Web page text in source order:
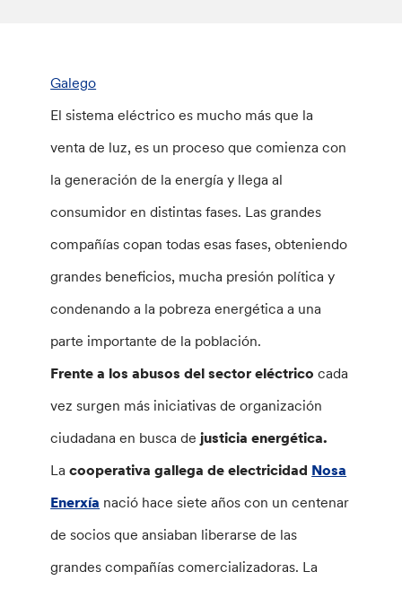
Galego
El sistema eléctrico es mucho más que la
venta de luz, es un proceso que comienza con
la generación de la energía y llega al
consumidor en distintas fases. Las grandes
compañías copan todas esas fases, obteniendo
grandes beneficios, mucha presión política y
condenando a la pobreza energética a una
parte importante de la población.
Frente a los abusos del sector eléctrico cada
vez surgen más iniciativas de organización
ciudadana en busca de justicia energética.
La cooperativa gallega de electricidad Nosa
Enerxía nació hace siete años con un centenar
de socios que ansiaban liberarse de las
grandes compañías comercializadoras. La